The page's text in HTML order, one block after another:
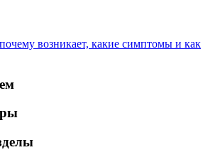
возникает, какие симптомы и как